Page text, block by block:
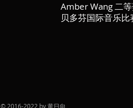
Amber Wang 二
贝多芬国际音乐比
© 2016-2022 by 黄日向